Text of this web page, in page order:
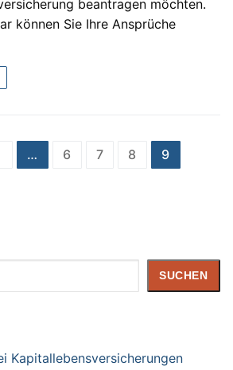
beantragen möchten.
können Sie Ihre Ansprüche
… 6 7 8 9
SUCHEN
Kapitallebensversicherungen